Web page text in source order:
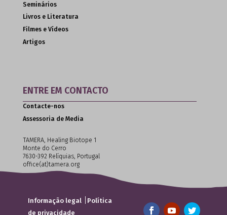
Seminários
Livros e Literatura
Filmes e Vídeos
Artigos
ENTRE EM CONTACTO
Contacte-nos
Assessoria de Media
TAMERA, Healing Biotope 1
Monte do Cerro
7630-392 Relíquias, Portugal
office(at)tamera.org
Informação legal|
Política
de privacidade